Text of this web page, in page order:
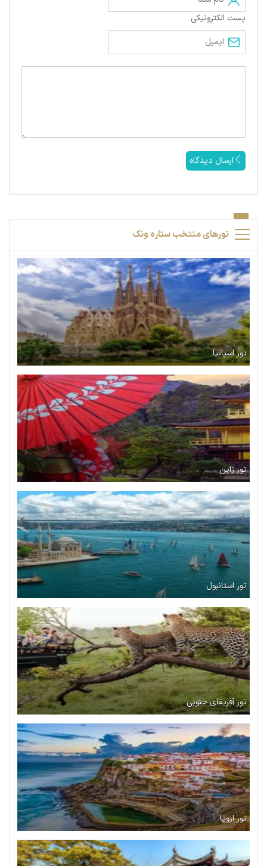
پست الکترونیکی
ارسال دیدگاه
تورهای منتخب ستاره ونک
تور اسپانیا
تور ژاپن
تور استانبول
تور آفریقای جنوبی
تور اروپا